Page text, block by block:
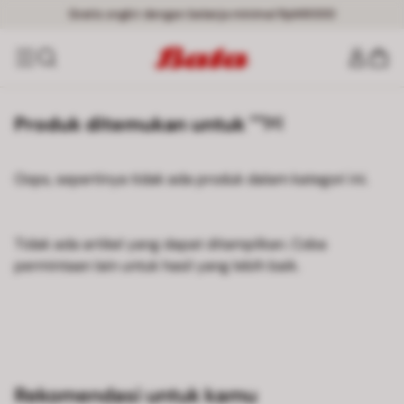
Gratis ongkir dengan belanja minimal Rp149000
Produk ditemukan untuk ""[0]
Oops, sepertinya tidak ada produk dalam kategori ini.
Tidak ada artikel yang dapat ditampilkan. Coba
permintaan lain untuk hasil yang lebih baik.
Rekomendasi untuk kamu